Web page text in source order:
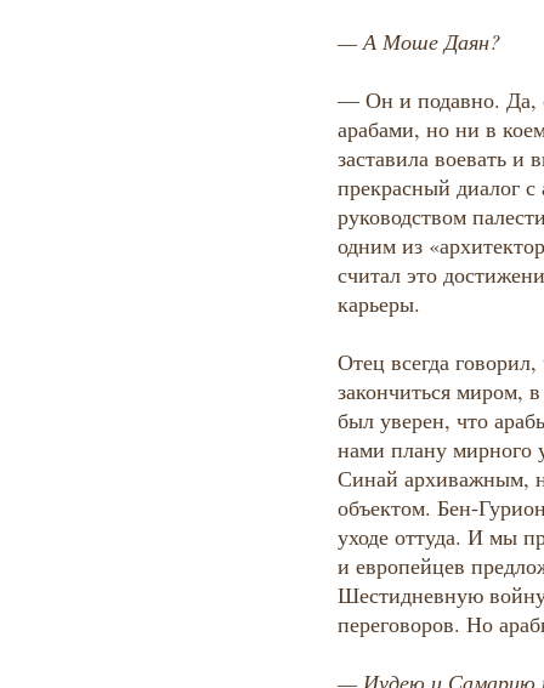
— А Моше Даян?
— Он и подавно. Да,
арабами, но ни в
заставила воевать
прекрасный диалог с
руководством
одним из
считал это
карьеры.
Отец всегда
закончиться миром,
был уверен, что
нами плану мирного
Синай архиважным,
объектом. Бен-
уходе оттуда. И мы
и европейцев
Шестидневную войну
переговоров. Но
— Иудею и Самарию